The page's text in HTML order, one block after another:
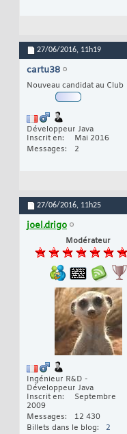
27/06/2016, 11h19
cartu38
Nouveau candidat au Club
Développeur Java
Inscrit en
Mai 2016
Messages
2
27/06/2016, 11h25
joel.drigo
Modérateur
Ingénieur R&D -
Développeur Java
Inscrit en
Septembre
2009
Messages
12 430
Billets dans le blog
2